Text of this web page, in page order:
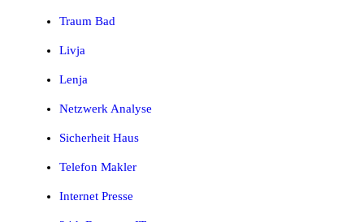
Traum Bad
Livja
Lenja
Netzwerk Analyse
Sicherheit Haus
Telefon Makler
Internet Presse